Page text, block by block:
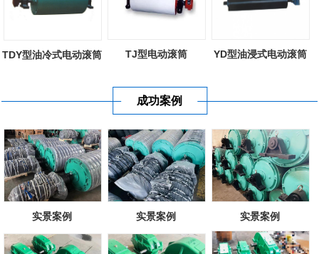
TDY型油冷式电动滚筒 TJ型电动滚筒 YD型油浸式电动滚筒
成功案例
实景案例 实景案例 实景案例